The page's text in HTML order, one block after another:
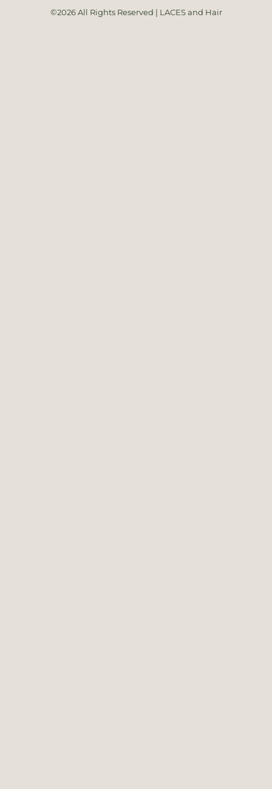
©2026 All Rights Reserved | LACES and Hair